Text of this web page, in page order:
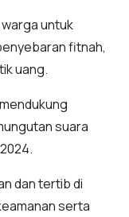
untuk
fitnah,
uang.
suara
dan tertib di
serta